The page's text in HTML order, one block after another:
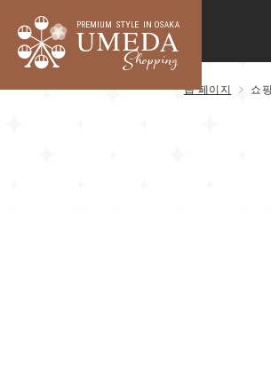
톱 페이지 쇼